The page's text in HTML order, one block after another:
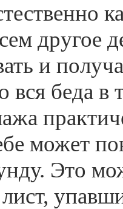
другое
и
беда в
может
Это